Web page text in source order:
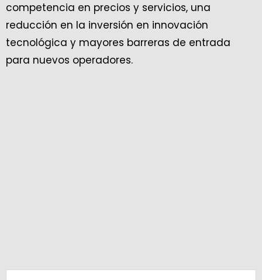
competencia en precios y servicios, una
reducción en la inversión en innovación
tecnológica y mayores barreras de entrada
para nuevos operadores.